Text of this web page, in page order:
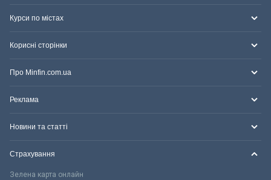
Курси по містах
Корисні сторінки
Про Minfin.com.ua
Реклама
Новини та статті
Страхування
Зелена карта онлайн